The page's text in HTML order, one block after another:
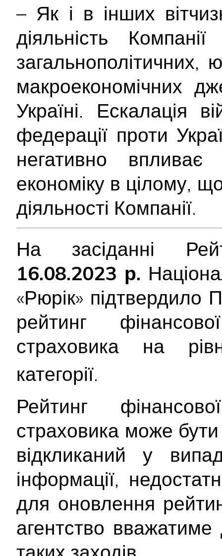
– Як і в інших
діяльність
загальнополітичних,
макроекономічних
Україні. Ескалація
федерації проти
негативно
економіку в цілому,
діяльності Компанії.
На засіданні
16.08.2023 р.
«Рюрік»
рейтинг
страховика на
категорії.
Рейтинг
страховика може
відкликаний у
інформації,
для оновлення
агентство вважатиме